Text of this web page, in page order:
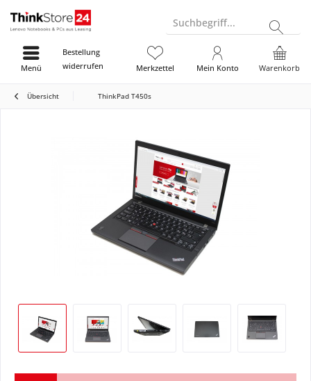
Suchbegriff...
Bestellung
widerrufen
Warenkorb
Merkzettel Mein Konto
Menü
Übersicht ThinkPad T450s